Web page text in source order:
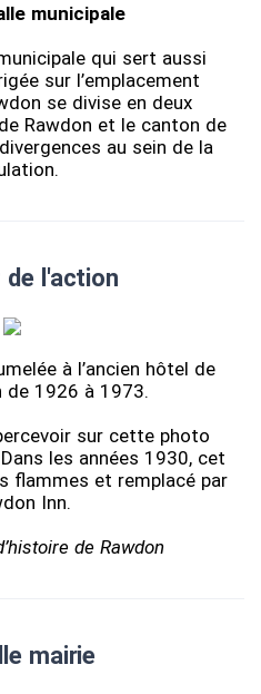
municipale
qui sert aussi
sur l’emplacement
se divise en deux
Rawdon et le canton de
au sein de la
l'action
à l’ancien hôtel de
de 1926 à 1973.
sur cette photo
les années 1930, cet
flammes et remplacé par
Inn.
de Rawdon
mairie